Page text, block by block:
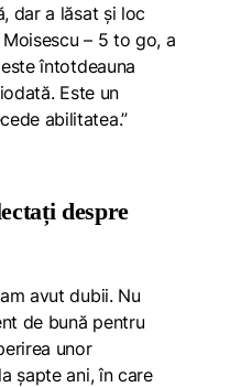
dar a lăsat și loc
– 5 to go, a
întotdeauna
Este un
abilitatea.”
despre
avut dubii. Nu
de bună pentru
unor
șapte ani, în care